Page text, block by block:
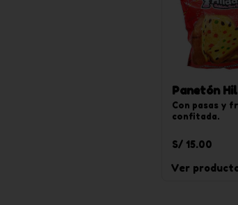
Panetón
900 g
Con pasas y
confitada.
S/ 15.00
Ver